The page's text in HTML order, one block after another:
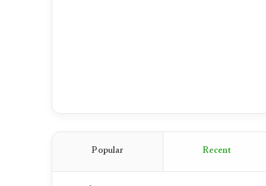
Recent
Popular